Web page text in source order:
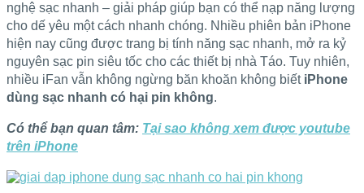
nghệ sạc nhanh – giải pháp giúp bạn có thể nạp năng lượng
cho dế yêu một cách nhanh chóng. Nhiều phiên bản iPhone
hiện nay cũng được trang bị tính năng sạc nhanh, mở ra kỷ
nguyên sạc pin siêu tốc cho các thiết bị nhà Táo. Tuy nhiên,
nhiều iFan vẫn không ngừng băn khoăn không biết iPhone
dùng sạc nhanh có hại pin không.
Có thể bạn quan tâm: Tại sao không xem được youtube
trên iPhone